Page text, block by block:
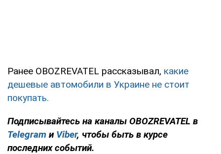
Ранее OBOZREVATEL рассказывал, какие
дешевые автомобили в Украине не стоит
покупать.
Подписывайтесь на каналы OBOZREVATEL в
Telegram и Viber, чтобы быть в курсе
последних событий.